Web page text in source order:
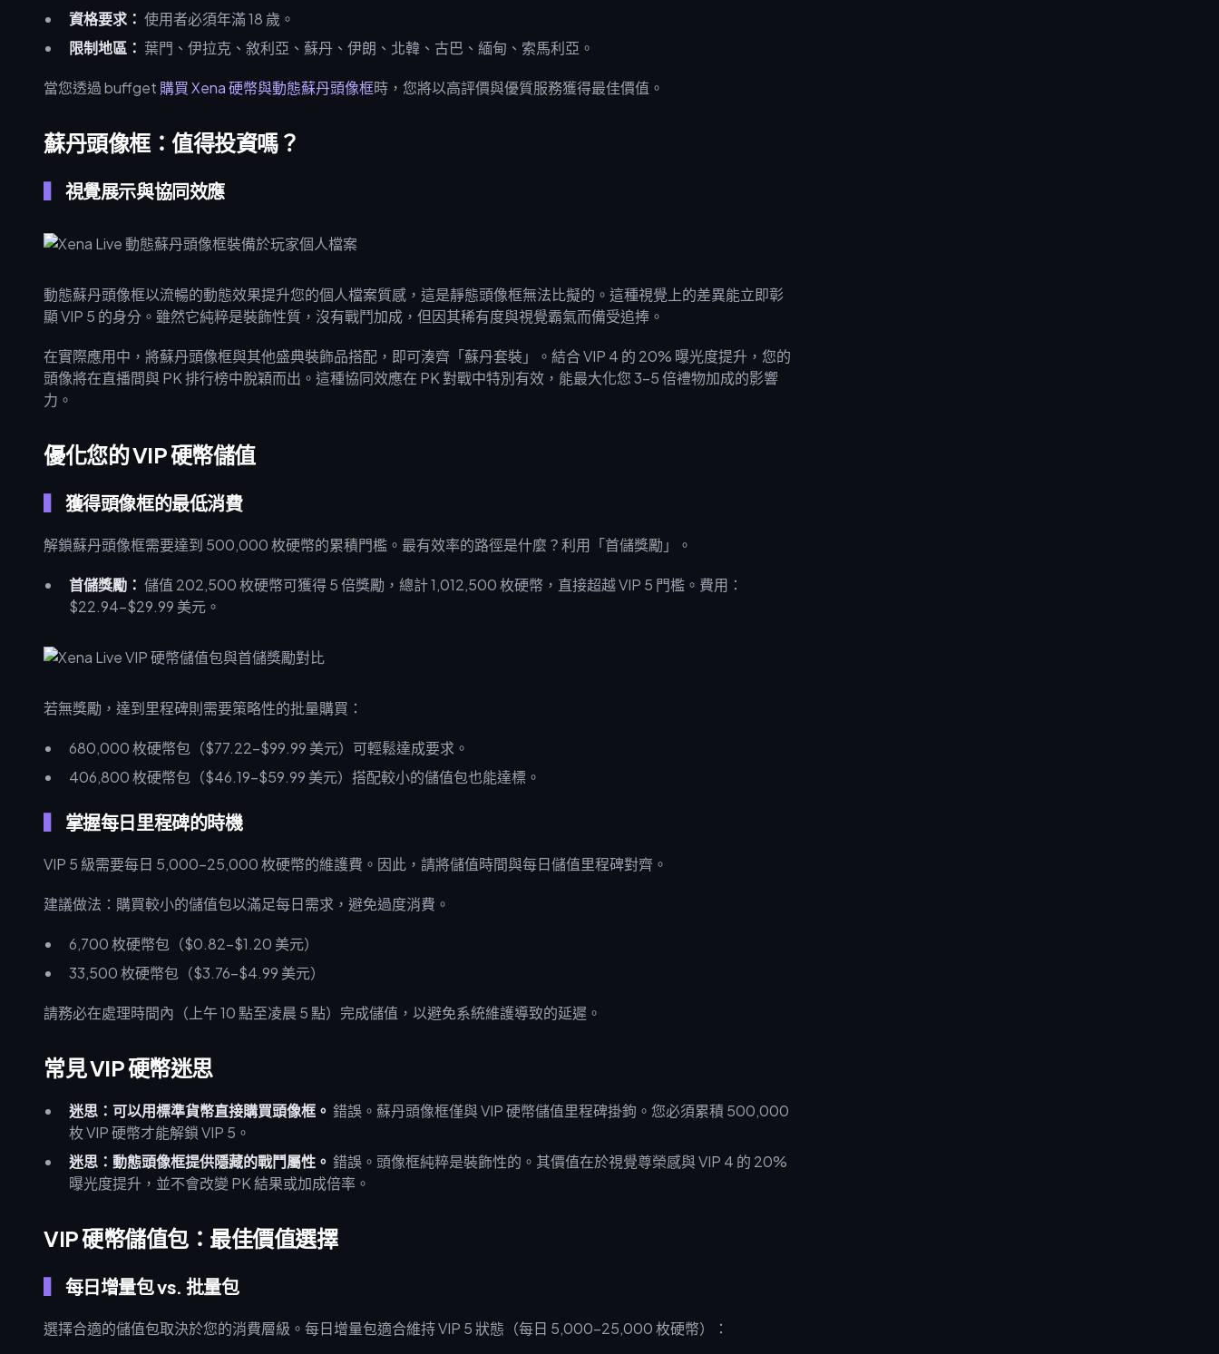
資格要求： 使用者必須年滿 18 歲。
限制地區： 葉門、伊拉克、敘利亞、蘇丹、伊朗、北韓、古巴、緬甸、索馬利亞。
當您透過 buffget 購買 Xena 硬幣與動態蘇丹頭像框時，您將以高評價與優質服務獲得最佳價值。
蘇丹頭像框：值得投資嗎？
視覺展示與協同效應
動態蘇丹頭像框以流暢的動態效果提升您的個人檔案質感，這是靜態頭像框無法比擬的。這種視覺上的差異能立即彰
顯 VIP 5 的身分。雖然它純粹是裝飾性質，沒有戰鬥加成，但因其稀有度與視覺霸氣而備受追捧。
在實際應用中，將蘇丹頭像框與其他盛典裝飾品搭配，即可湊齊「蘇丹套裝」。結合 VIP 4 的 20% 曝光度提升，您的
頭像將在直播間與 PK 排行榜中脫穎而出。這種協同效應在 PK 對戰中特別有效，能最大化您 3–5 倍禮物加成的影響
力。
優化您的 VIP 硬幣儲值
獲得頭像框的最低消費
解鎖蘇丹頭像框需要達到 500,000 枚硬幣的累積門檻。最有效率的路徑是什麼？利用「首儲獎勵」。
首儲獎勵： 儲值 202,500 枚硬幣可獲得 5 倍獎勵，總計 1,012,500 枚硬幣，直接超越 VIP 5 門檻。費用：
$22.94–$29.99 美元。
若無獎勵，達到里程碑則需要策略性的批量購買：
680,000 枚硬幣包（$77.22–$99.99 美元）可輕鬆達成要求。
406,800 枚硬幣包（$46.19–$59.99 美元）搭配較小的儲值包也能達標。
掌握每日里程碑的時機
VIP 5 級需要每日 5,000–25,000 枚硬幣的維護費。因此，請將儲值時間與每日儲值里程碑對齊。
建議做法：購買較小的儲值包以滿足每日需求，避免過度消費。
6,700 枚硬幣包（$0.82–$1.20 美元）
33,500 枚硬幣包（$3.76–$4.99 美元）
請務必在處理時間內（上午 10 點至凌晨 5 點）完成儲值，以避免系統維護導致的延遲。
常見 VIP 硬幣迷思
迷思：可以用標準貨幣直接購買頭像框。 錯誤。蘇丹頭像框僅與 VIP 硬幣儲值里程碑掛鉤。您必須累積 500,000
枚 VIP 硬幣才能解鎖 VIP 5。
迷思：動態頭像框提供隱藏的戰鬥屬性。 錯誤。頭像框純粹是裝飾性的。其價值在於視覺尊榮感與 VIP 4 的 20%
曝光度提升，並不會改變 PK 結果或加成倍率。
VIP 硬幣儲值包：最佳價值選擇
每日增量包 vs. 批量包
選擇合適的儲值包取決於您的消費層級。每日增量包適合維持 VIP 5 狀態（每日 5,000–25,000 枚硬幣）：